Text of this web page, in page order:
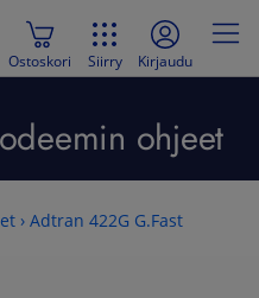
Ostoskori Siirry Kirjaudu
ohjeet
› Adtran 422G G.Fast